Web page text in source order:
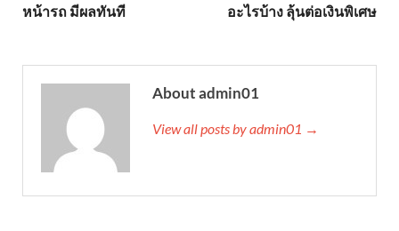
หน้ารถ มีผลทันที
อะไรบ้าง ลุ้นต่อเงินพิเศษ
About admin01
View all posts by admin01 →